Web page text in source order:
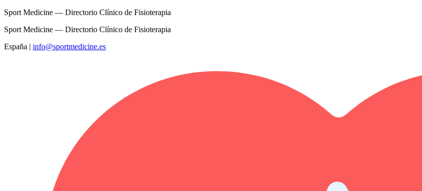
Sport Medicine — Directorio Clínico de Fisioterapia
Sport Medicine — Directorio Clínico de Fisioterapia
España | info@sportmedicine.es